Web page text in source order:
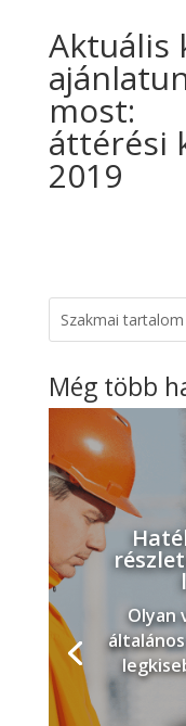
Aktuális
most:
áttérési
2019
Még több
Olyan